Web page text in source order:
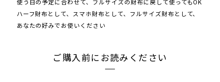
使う日の予定に合わせて、フルサイズの財布に戻して使ってもOK
ハーフ財布として、スマホ財布として、フルサイズ財布として、
あなたの好みでお使いください
ご購入前にお読みください